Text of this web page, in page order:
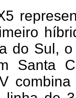
do Sul,
Santa